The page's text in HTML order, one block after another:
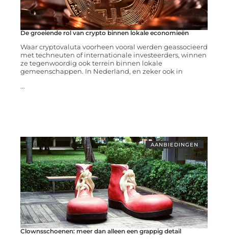
De groeiende rol van crypto binnen lokale economieën
Waar cryptovaluta voorheen vooral werden geassocieerd
met techneuten of internationale investeerders, winnen
ze tegenwoordig ook terrein binnen lokale
gemeenschappen. In Nederland, en zeker ook in
...
AANBIEDINGEN
Clownsschoenen: meer dan alleen een grappig detail